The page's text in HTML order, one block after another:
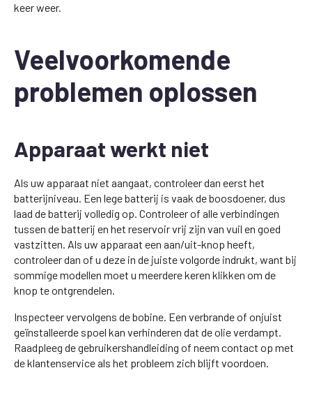
keer weer.
Veelvoorkomende
problemen oplossen
Apparaat werkt niet
Als uw apparaat niet aangaat, controleer dan eerst het
batterijniveau. Een lege batterij is vaak de boosdoener, dus
laad de batterij volledig op. Controleer of alle verbindingen
tussen de batterij en het reservoir vrij zijn van vuil en goed
vastzitten. Als uw apparaat een aan/uit-knop heeft,
controleer dan of u deze in de juiste volgorde indrukt, want bij
sommige modellen moet u meerdere keren klikken om de
knop te ontgrendelen.
Inspecteer vervolgens de bobine. Een verbrande of onjuist
geïnstalleerde spoel kan verhinderen dat de olie verdampt.
Raadpleeg de gebruikershandleiding of neem contact op met
de klantenservice als het probleem zich blijft voordoen.